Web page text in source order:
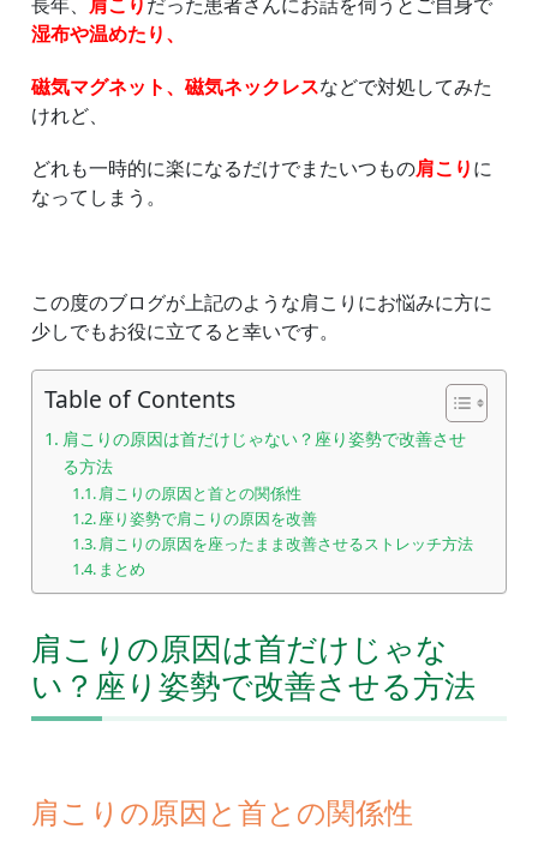
湿布や温めたり、
磁気マグネット、磁気ネックレスなどで対処してみた
けれど、
どれも一時的に楽になるだけでまたいつもの肩こりに
なってしまう。
この度のブログが上記のような肩こりにお悩みに方に
少しでもお役に立てると幸いです。
Table of Contents
肩こりの原因は首だけじゃない？座り姿勢で改善させ
る方法
肩こりの原因と首との関係性
座り姿勢で肩こりの原因を改善
肩こりの原因を座ったまま改善させるストレッチ方法
まとめ
肩こりの原因は首だけじゃな
い？座り姿勢で改善させる方法
肩こりの原因と首との関係性